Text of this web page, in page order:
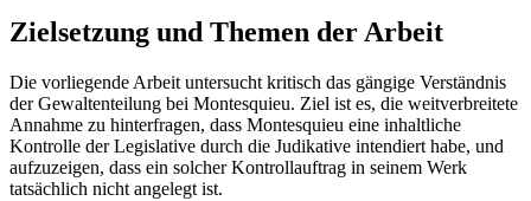
Zielsetzung und Themen der Arbeit
Die vorliegende Arbeit untersucht kritisch das gängige Verständnis
der Gewaltenteilung bei Montesquieu. Ziel ist es, die weitverbreitete
Annahme zu hinterfragen, dass Montesquieu eine inhaltliche
Kontrolle der Legislative durch die Judikative intendiert habe, und
aufzuzeigen, dass ein solcher Kontrollauftrag in seinem Werk
tatsächlich nicht angelegt ist.